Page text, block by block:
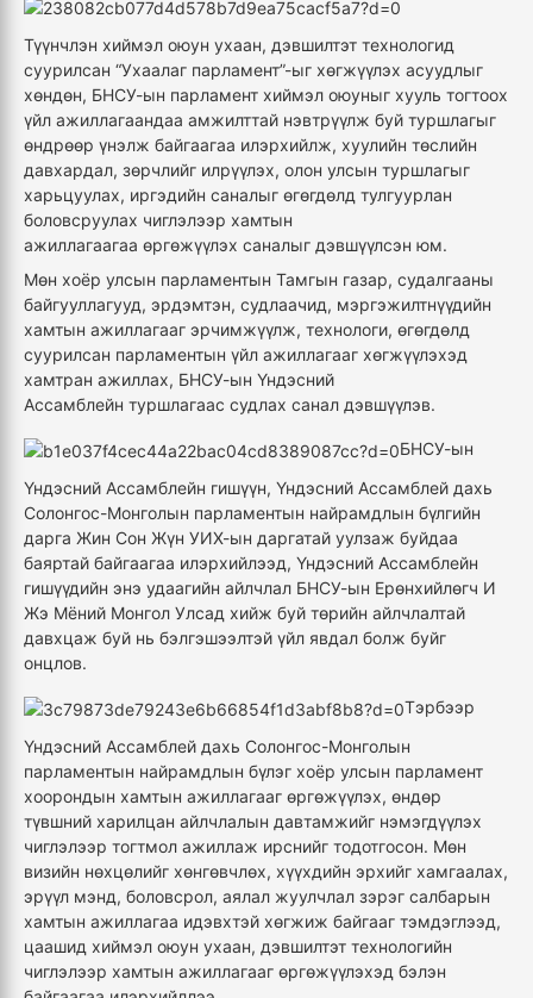
Түүнчлэн хиймэл оюун ухаан, дэвшилтэт технологид
суурилсан “Ухаалаг парламент”-ыг хөгжүүлэх асуудлыг
хөндөн, БНСУ-ын парламент хиймэл оюуныг хууль тогтоох
үйл ажиллагаандаа амжилттай нэвтрүүлж буй туршлагыг
өндрөөр үнэлж байгаагаа илэрхийлж, хуулийн төслийн
давхардал, зөрчлийг илрүүлэх, олон улсын туршлагыг
харьцуулах, иргэдийн саналыг өгөгдөлд тулгуурлан
боловсруулах чиглэлээр хамтын
ажиллагаагаа өргөжүүлэх саналыг дэвшүүлсэн юм.
Мөн хоёр улсын парламентын Тамгын газар, судалгааны
байгууллагууд, эрдэмтэн, судлаачид, мэргэжилтнүүдийн
хамтын ажиллагааг эрчимжүүлж, технологи, өгөгдөлд
суурилсан парламентын үйл ажиллагааг хөгжүүлэхэд
хамтран ажиллах, БНСУ-ын Үндэсний
Ассамблейн туршлагаас судлах санал дэвшүүлэв.
БНСУ-ын
Үндэсний Ассамблейн гишүүн, Үндэсний Ассамблей дахь
Солонгос-Монголын парламентын найрамдлын бүлгийн
дарга Жин Сон Жүн УИХ-ын даргатай уулзаж буйдаа
баяртай байгаагаа илэрхийлээд, Үндэсний Ассамблейн
гишүүдийн энэ удаагийн айлчлал БНСУ-ын Ерөнхийлөгч И
Жэ Мёний Монгол Улсад хийж буй төрийн айлчлалтай
давхцаж буй нь бэлгэшээлтэй үйл явдал болж буйг
онцлов.
Тэрбээр
Үндэсний Ассамблей дахь Солонгос-Монголын
парламентын найрамдлын бүлэг хоёр улсын парламент
хоорондын хамтын ажиллагааг өргөжүүлэх, өндөр
түвшний харилцан айлчлалын давтамжийг нэмэгдүүлэх
чиглэлээр тогтмол ажиллаж ирснийг тодотгосон. Мөн
визийн нөхцөлийг хөнгөвчлөх, хүүхдийн эрхийг хамгаалах,
эрүүл мэнд, боловсрол, аялал жуулчлал зэрэг салбарын
хамтын ажиллагаа идэвхтэй хөгжиж байгааг тэмдэглээд,
цаашид хиймэл оюун ухаан, дэвшилтэт технологийн
чиглэлээр хамтын ажиллагааг өргөжүүлэхэд бэлэн